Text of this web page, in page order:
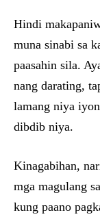
Hindi
muna sinabi sa
paasahin sila.
nang darating,
lamang niya
dibdib niya.
Kinagabihan,
mga magulang
kung paano